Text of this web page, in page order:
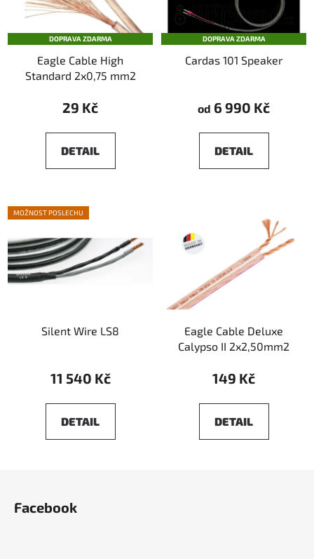
DOPRAVA ZDARMA
Eagle Cable High
Standard 2x0,75 mm2
29 Kč
DETAIL
DOPRAVA ZDARMA
Cardas 101 Speaker
od 6 990 Kč
DETAIL
MOŽNOST POSLECHU
Silent Wire LS8
11 540 Kč
DETAIL
Eagle Cable Deluxe
Calypso II 2x2,50mm2
149 Kč
DETAIL
Facebook